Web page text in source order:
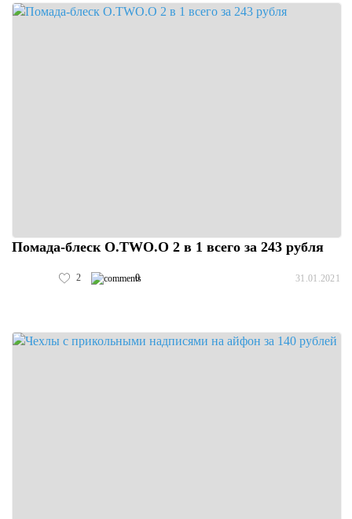
Помада-блеск O.TWO.O 2 в 1 всего за 243 рубля
2 0 31.01.2021